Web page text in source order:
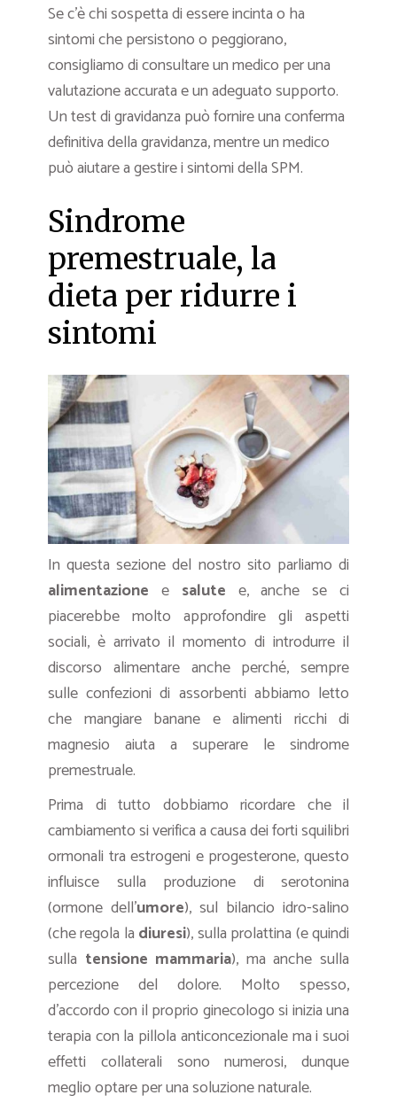
Se c’è chi sospetta di essere incinta o ha
sintomi che persistono o peggiorano,
consigliamo di consultare un medico per una
valutazione accurata e un adeguato supporto.
Un test di gravidanza può fornire una conferma
definitiva della gravidanza, mentre un medico
può aiutare a gestire i sintomi della SPM.
Sindrome
premestruale, la
dieta per ridurre i
sintomi
In questa sezione del nostro sito parliamo di
alimentazione e salute e, anche se ci
piacerebbe molto approfondire gli aspetti
sociali, è arrivato il momento di introdurre il
discorso alimentare anche perché, sempre
sulle confezioni di assorbenti abbiamo letto
che mangiare banane e alimenti ricchi di
magnesio aiuta a superare le sindrome
premestruale.
Prima di tutto dobbiamo ricordare che il
cambiamento si verifica a causa dei forti squilibri
ormonali tra estrogeni e progesterone, questo
influisce sulla produzione di serotonina
(ormone dell’umore), sul bilancio idro-salino
(che regola la diuresi), sulla prolattina (e quindi
sulla tensione mammaria), ma anche sulla
percezione del dolore. Molto spesso,
d’accordo con il proprio ginecologo si inizia una
terapia con la pillola anticoncezionale ma i suoi
effetti collaterali sono numerosi, dunque
meglio optare per una soluzione naturale.